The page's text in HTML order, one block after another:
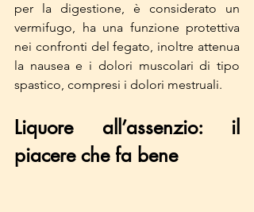
per la digestione, è considerato un
vermifugo, ha una funzione protettiva
nei confronti del fegato, inoltre attenua
la nausea e i dolori muscolari di tipo
spastico, compresi i dolori mestruali.
Liquore all’assenzio: il
piacere che fa bene